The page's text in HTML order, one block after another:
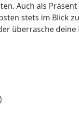
Auch als Präsent
stets im Blick
überrasche deine